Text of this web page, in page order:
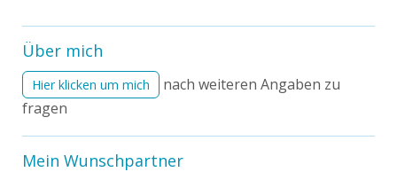
Über mich
Hier klicken um mich
nach weiteren Angaben zu
fragen
Mein Wunschpartner